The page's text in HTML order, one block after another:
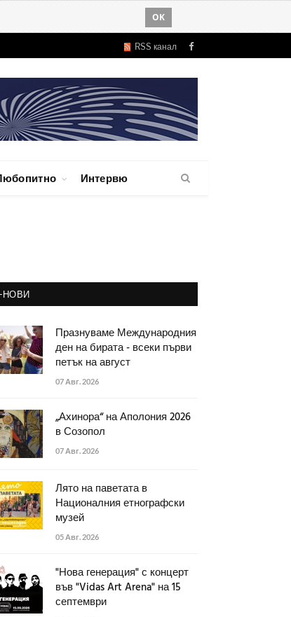
OK
RSS канал Facebook
Интервю
НОВИ
Празнуваме Международния
ден на бирата - всеки първи
петък на август
07 Авг. 2026
„Ахинора“ на Аполония 2026
в Созопол
07 Авг. 2026
Лято на паветата в
Националния етнографски
музей
05 Авг. 2026
"Нова генерация" с концерт
във "Vidas Art Arena" на 15
септември